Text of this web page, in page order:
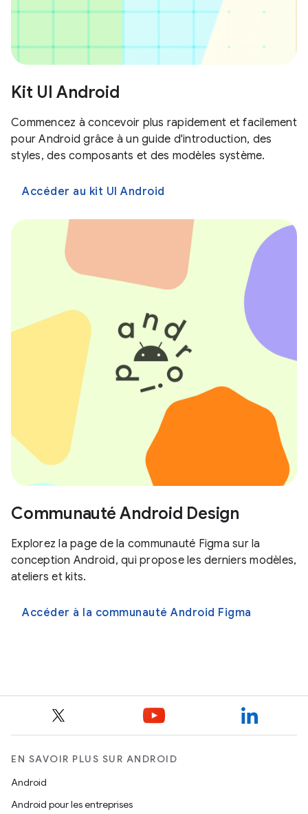
Kit UI Android
Commencez à concevoir plus rapidement et facilement
pour Android grâce à un guide d'introduction, des
styles, des composants et des modèles système.
Accéder au kit UI Android
Communauté Android Design
Explorez la page de la communauté Figma sur la
conception Android, qui propose les derniers modèles,
ateliers et kits.
Accéder à la communauté Android Figma
EN SAVOIR PLUS SUR ANDROID
Android
Android pour les entreprises